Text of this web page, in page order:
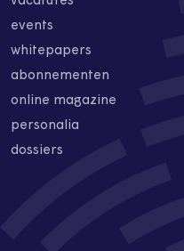
events
whitepapers
abonnementen
online magazine
personalia
dossiers